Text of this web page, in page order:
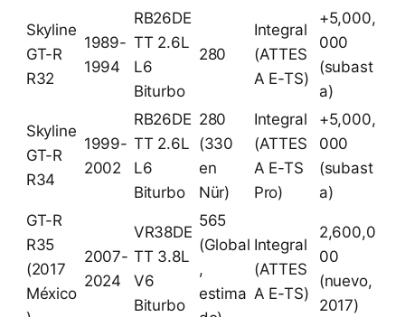
Skyline
GT-R
R32
1989-
1994
RB26DE
TT 2.6L
L6
Biturbo
280
Integral
(ATTES
A E-TS)
+5,000,
000
(subast
a)
Skyline
GT-R
R34
1999-
2002
RB26DE
TT 2.6L
L6
Biturbo
280
(330
en
Nür)
Integral
(ATTES
A E-TS
Pro)
+5,000,
000
(subast
a)
GT-R
R35
(2017
México
2007-
2024
VR38DE
TT 3.8L
V6
Biturbo
565
(Global
,
estima
Integral
(ATTES
A E-TS)
2,600,0
00
(nuevo,
2017)